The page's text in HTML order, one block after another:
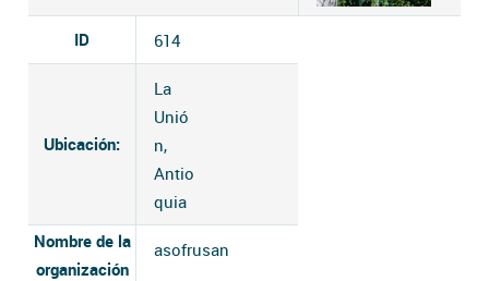
ID 614
Ubicación:
La
Unió
n,
Antio
quia
Nombre de la
organización
asofrusan